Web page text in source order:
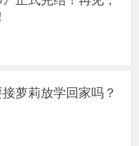
萝莉放学回家吗？